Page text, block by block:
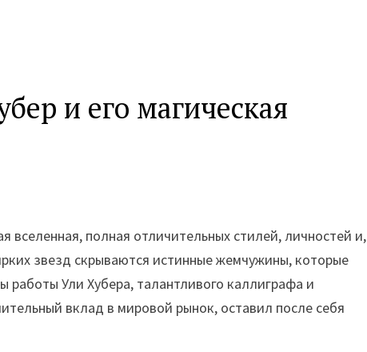
и его магическая
полная отличительных стилей, личностей и,
звезд скрываются истинные жемчужины, которые
Ули Хубера, талантливого каллиграфа и
вклад в мировой рынок, оставил после себя